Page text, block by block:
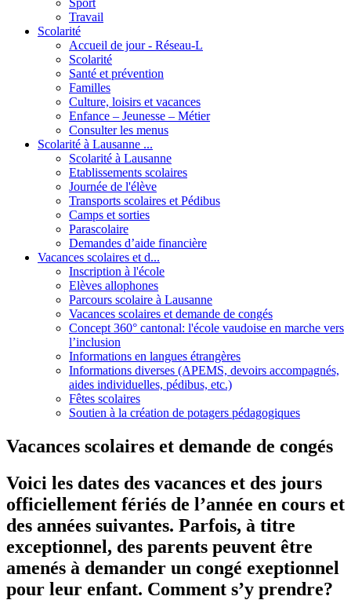
Travail
Scolarité
Accueil de jour - Réseau-L
Scolarité
Santé et prévention
Familles
Culture, loisirs et vacances
Enfance – Jeunesse – Métier
Consulter les menus
Scolarité à Lausanne ...
Scolarité à Lausanne
Etablissements scolaires
Journée de l'élève
Transports scolaires et Pédibus
Camps et sorties
Parascolaire
Demandes d’aide financière
Vacances scolaires et d...
Inscription à l'école
Elèves allophones
Parcours scolaire à Lausanne
Vacances scolaires et demande de congés
Concept 360° cantonal: l'école vaudoise en marche vers
l’inclusion
Informations en langues étrangères
Informations diverses (APEMS, devoirs accompagnés,
aides individuelles, pédibus, etc.)
Fêtes scolaires
Soutien à la création de potagers pédagogiques
Vacances scolaires et demande de congés
Voici les dates des vacances et des jours
officiellement fériés de l’année en cours et
des années suivantes. Parfois, à titre
exceptionnel, des parents peuvent être
amenés à demander un congé exeptionnel
pour leur enfant. Comment s’y prendre?